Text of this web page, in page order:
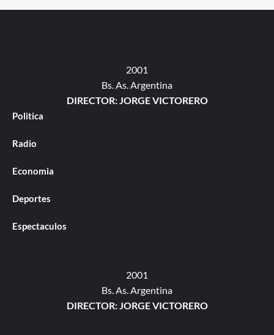
2001
Bs. As. Argentina
DIRECTOR: JORGE VICTORERO
Politica
Radio
Economia
Deportes
Espectaculos
2001
Bs. As. Argentina
DIRECTOR: JORGE VICTORERO